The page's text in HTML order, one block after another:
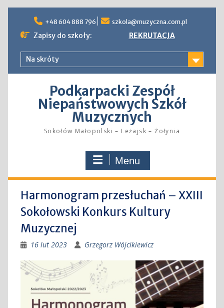
content
+48 604 888 796 szkola@muzyczna.com.pl
Zapisy do szkoły: REKRUTACJA
Na skróty
Podkarpacki Zespół
Niepaństwowych Szkół
Muzycznych
Sokołów Małopolski – Leżajsk – Żołynia
Menu
Harmonogram przesłuchań – XXIII
Sokołowski Konkurs Kultury
Muzycznej
16 lut 2023 Grzegorz Wójcikiewicz